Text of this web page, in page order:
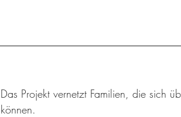
Das Projekt vernetzt Familien, die sich
können.